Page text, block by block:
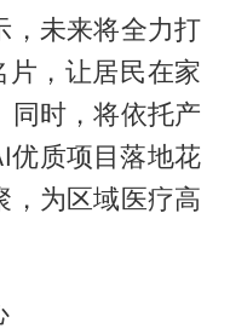
，未来将全力打
片，让居民在家
同时，将依托产
优质项目落地花
，为区域医疗高